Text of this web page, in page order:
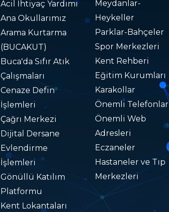
Acil İhtiyaç Yardımı
Ana Okullarımız
Arama Kurtarma
(BUCAKUT)
Buca'da Sıfır Atık
Çalışmaları
Cenaze Defin
İşlemleri
Çağrı Merkezi
Dijital Dersane
Evlendirme
İşlemleri
Gönüllü Katılım
Platformu
Kent Lokantaları
Meydanlar-
Heykeller
Parklar-Bahçeler
Spor Merkezleri
Kent Rehberi
Eğitim Kurumları
Karakollar
Önemli Telefonlar
Önemli Web
Adresleri
Eczaneler
Hastaneler ve Tıp
Merkezleri